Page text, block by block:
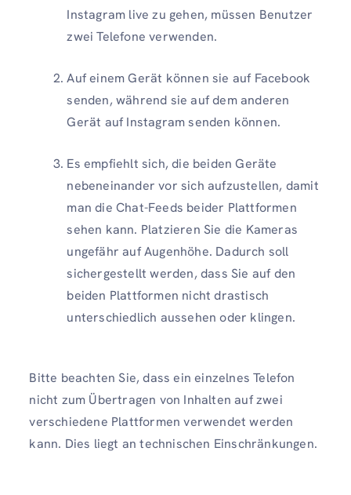
Instagram live zu gehen, müssen Benutzer
zwei Telefone verwenden.
Auf einem Gerät können sie auf Facebook
senden, während sie auf dem anderen
Gerät auf Instagram senden können.
Es empfiehlt sich, die beiden Geräte
nebeneinander vor sich aufzustellen, damit
man die Chat-Feeds beider Plattformen
sehen kann. Platzieren Sie die Kameras
ungefähr auf Augenhöhe. Dadurch soll
sichergestellt werden, dass Sie auf den
beiden Plattformen nicht drastisch
unterschiedlich aussehen oder klingen.
Bitte beachten Sie, dass ein einzelnes Telefon
nicht zum Übertragen von Inhalten auf zwei
verschiedene Plattformen verwendet werden
kann. Dies liegt an technischen Einschränkungen.